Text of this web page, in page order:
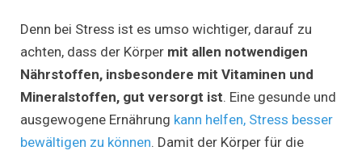
Denn bei Stress ist es umso wichtiger, darauf zu
achten, dass der Körper mit allen notwendigen
Nährstoffen, insbesondere mit Vitaminen und
Mineralstoffen, gut versorgt ist. Eine gesunde und
ausgewogene Ernährung kann helfen, Stress besser
bewältigen zu können. Damit der Körper für die